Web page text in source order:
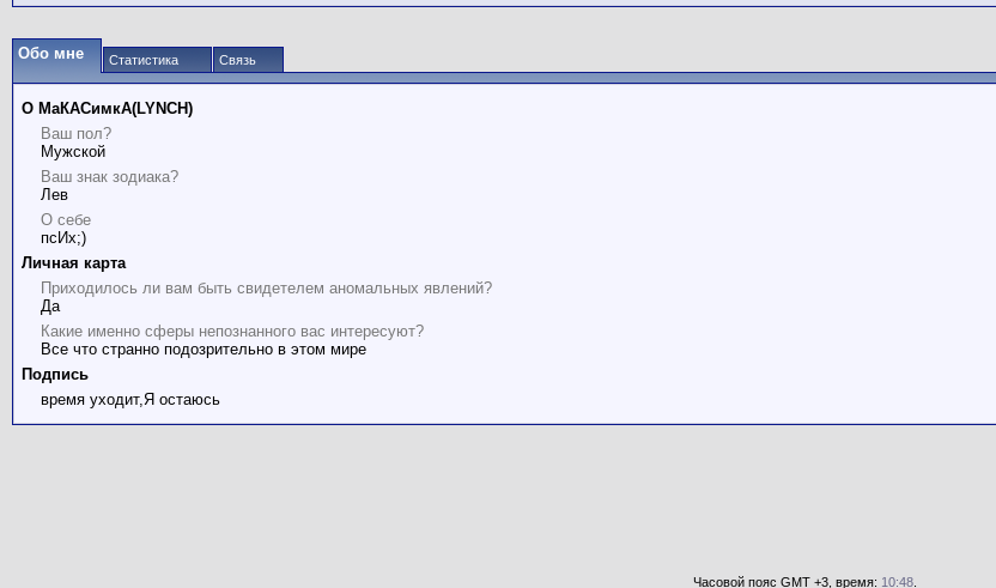
Обо мне Статистика Связь
О МаКАСимкА(LYNCH)
Ваш пол?
Мужской
Ваш знак зодиака?
Лев
О себе
псИх;)
Личная карта
Приходилось ли вам быть свидетелем аномальных явлений?
Да
Какие именно сферы непознанного вас интересуют?
Все что странно подозрительно в этом мире
Подпись
время уходит,Я остаюсь
Часовой пояс GMT +3, время: 10:48.